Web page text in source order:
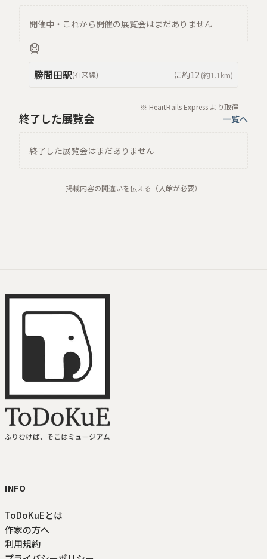
開催中・これから開催の展覧会はまだありません
勝間田駅(在来線) に約12 (約1.1km)
※ HeartRails Express より取得
終了した展覧会 一覧へ
終了した展覧会はまだありません
掲載内容の間違いを伝える（入館が必要）
INFO
ToDoKuEとは
作家の方へ
利用規約